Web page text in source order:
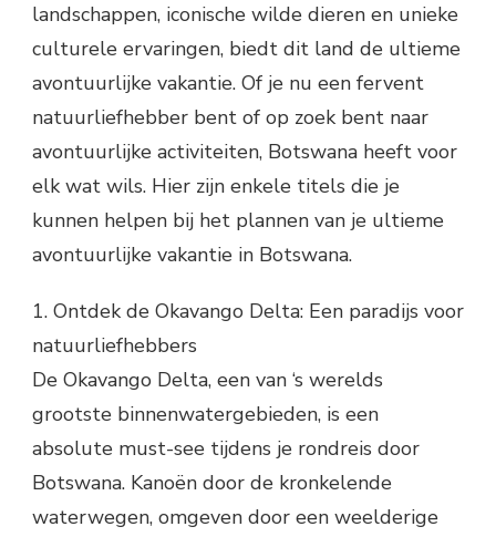
landschappen, iconische wilde dieren en unieke
culturele ervaringen, biedt dit land de ultieme
avontuurlijke vakantie. Of je nu een fervent
natuurliefhebber bent of op zoek bent naar
avontuurlijke activiteiten, Botswana heeft voor
elk wat wils. Hier zijn enkele titels die je
kunnen helpen bij het plannen van je ultieme
avontuurlijke vakantie in Botswana.
1. Ontdek de Okavango Delta: Een paradijs voor
natuurliefhebbers
De Okavango Delta, een van ‘s werelds
grootste binnenwatergebieden, is een
absolute must-see tijdens je rondreis door
Botswana. Kanoën door de kronkelende
waterwegen, omgeven door een weelderige